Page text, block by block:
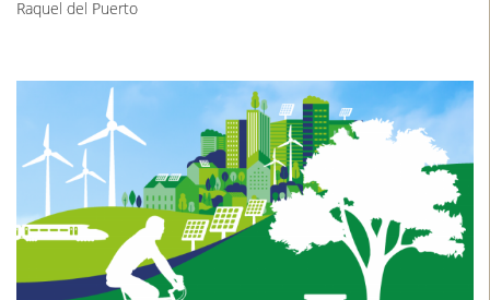
Raquel del Puerto